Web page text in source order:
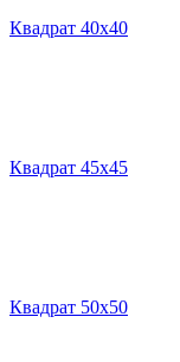
Квадрат 40х40
Квадрат 45х45
Квадрат 50х50